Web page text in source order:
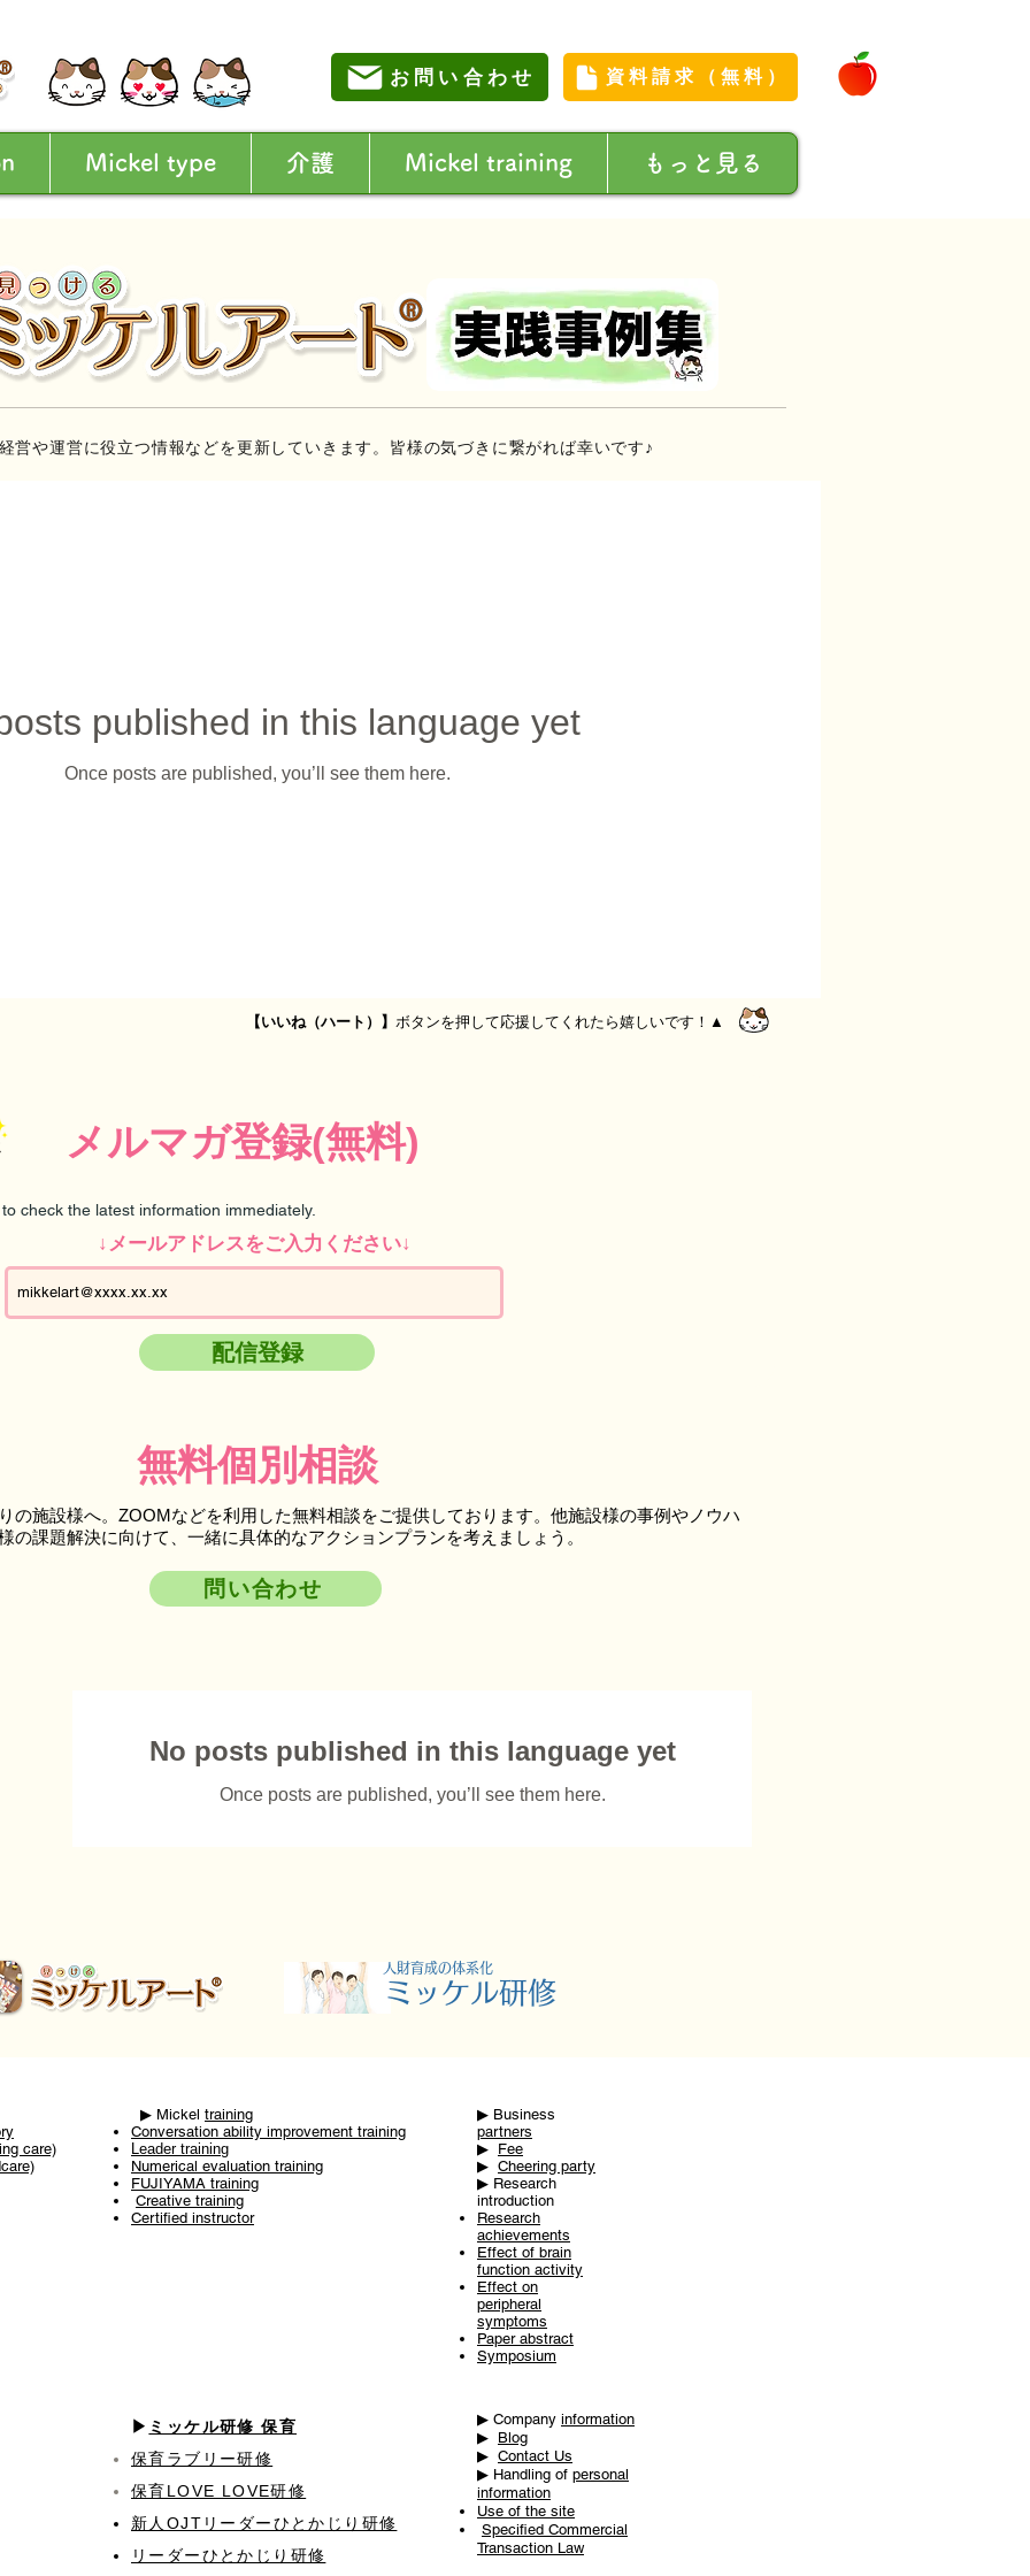
お問い合わせ 資料請求（無料）
Mickel type 介護 Mickel training もっと見る
営や運営に役立つ情報などを更新していきます。皆様の気づきに繋がれば幸いです♪
published in this language yet
Once posts are published, you’ll see them here.
【いいね（ハート）】 ボタンを押して応援してくれたら嬉しいです！▲
メルマガ登録(無料)
check the latest information immediately.
↓メールアドレスをご入力ください↓
配信登録
無料個別相談
の施設様へ。ZOOMなどを利用した無料相談をご提供しております。他施設様の事例やノウハ
の課題解決に向けて、一緒に具体的なアクションプランを考えましょう。
問い合わせ
No posts published in this language yet
Once posts are published, you’ll see them here.
​ミッケル研修
​人財育成の体系化
care)
▶ ︎Mickel training
Conversation ability improvement training
Leader training
Numerical evaluation training
FUJIYAMA training
Creative training
Certified instructor
▶︎ ミッケル研修 保育
保育ラブリー研修
保育LOVE LOVE研修
新人OJT​リーダーひとかじり研修
リーダーひとかじり研修
▶ ︎Business
partners
▶ ︎ Fee
▶ ︎ Cheering party
▶ ︎Research
introduction
Research
achievements
Effect of brain
function activity
Effect on
peripheral
symptoms
Paper abstract
Symposium
▶ ︎Company information
▶ ︎ Blog
▶ ︎ Contact Us
▶ ︎Handling of personal
information
Use of the site
Specified Commercial
Transaction Law